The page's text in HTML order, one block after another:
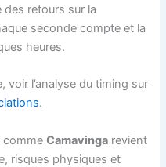
des retours sur la
seconde compte et la
heures.
voir l’analyse du timing sur
.
commeCamavinga revient
risques physiques et